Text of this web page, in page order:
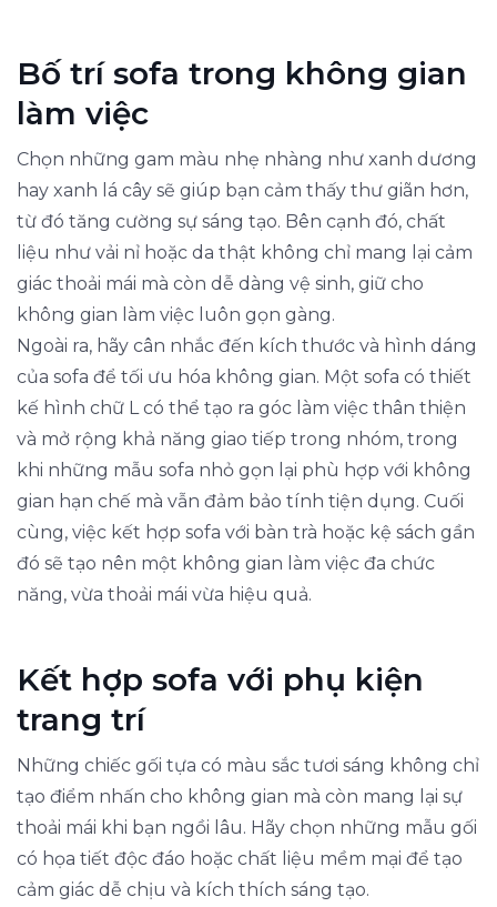
Bố trí sofa trong không gian
làm việc
Chọn những gam màu nhẹ nhàng như xanh dương
hay xanh lá cây sẽ giúp bạn cảm thấy thư giãn hơn,
từ đó tăng cường sự sáng tạo. Bên cạnh đó, chất
liệu như vải nỉ hoặc da thật không chỉ mang lại cảm
giác thoải mái mà còn dễ dàng vệ sinh, giữ cho
không gian làm việc luôn gọn gàng.
Ngoài ra, hãy cân nhắc đến kích thước và hình dáng
của sofa để tối ưu hóa không gian. Một sofa có thiết
kế hình chữ L có thể tạo ra góc làm việc thân thiện
và mở rộng khả năng giao tiếp trong nhóm, trong
khi những mẫu sofa nhỏ gọn lại phù hợp với không
gian hạn chế mà vẫn đảm bảo tính tiện dụng. Cuối
cùng, việc kết hợp sofa với bàn trà hoặc kệ sách gần
đó sẽ tạo nên một không gian làm việc đa chức
năng, vừa thoải mái vừa hiệu quả.
Kết hợp sofa với phụ kiện
trang trí
Những chiếc gối tựa có màu sắc tươi sáng không chỉ
tạo điểm nhấn cho không gian mà còn mang lại sự
thoải mái khi bạn ngồi lâu. Hãy chọn những mẫu gối
có họa tiết độc đáo hoặc chất liệu mềm mại để tạo
cảm giác dễ chịu và kích thích sáng tạo.